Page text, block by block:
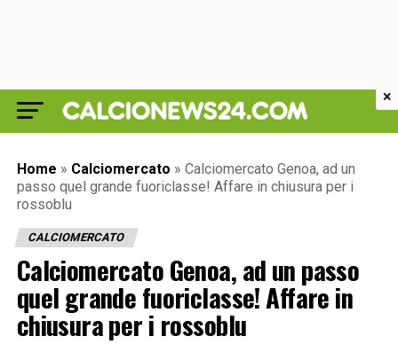
Home » Calciomercato » Calciomercato Genoa, ad un
passo quel grande fuoriclasse! Affare in chiusura per i
rossoblu
CALCIOMERCATO
Calciomercato Genoa, ad un passo
quel grande fuoriclasse! Affare in
chiusura per i rossoblu
×